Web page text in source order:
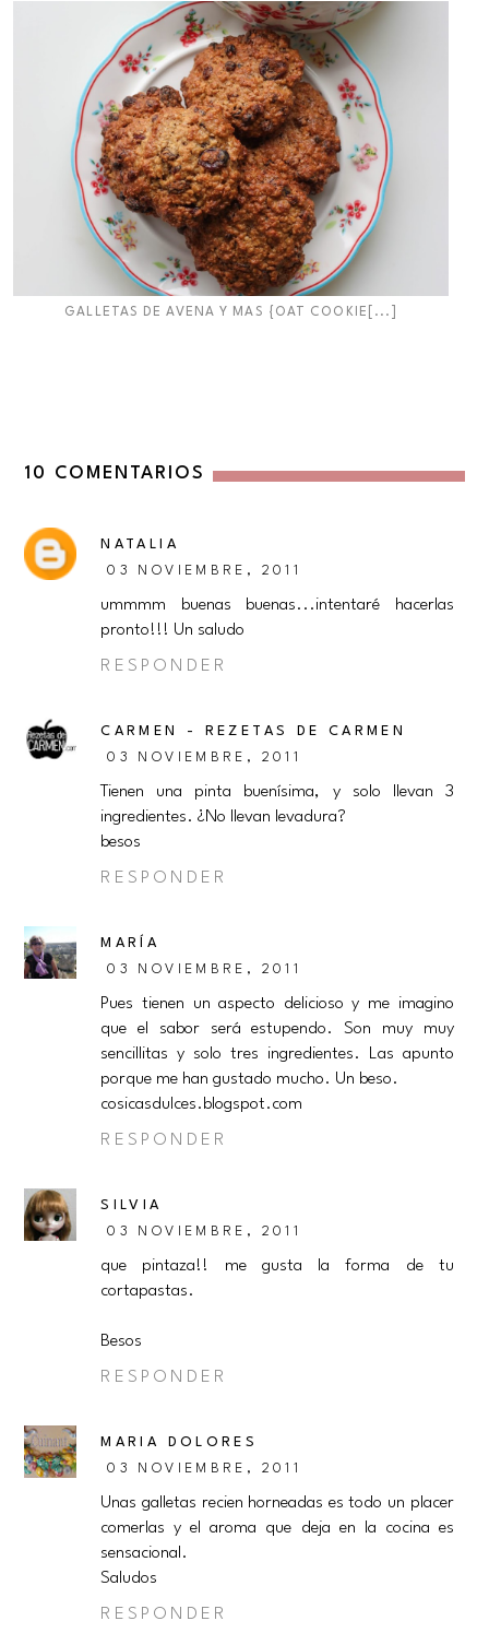
GALLETAS DE AVENA Y MAS {OAT COOKIE[...]
10 COMENTARIOS
NATALIA
03 NOVIEMBRE, 2011
ummmm buenas buenas...intentaré hacerlas
pronto!!! Un saludo
RESPONDER
CARMEN - REZETAS DE CARMEN
03 NOVIEMBRE, 2011
Tienen una pinta buenísima, y solo llevan 3
ingredientes. ¿No llevan levadura?
besos
RESPONDER
MARÍA
03 NOVIEMBRE, 2011
Pues tienen un aspecto delicioso y me imagino
que el sabor será estupendo. Son muy muy
sencillitas y solo tres ingredientes. Las apunto
porque me han gustado mucho. Un beso.
cosicasdulces.blogspot.com
RESPONDER
SILVIA
03 NOVIEMBRE, 2011
que pintaza!! me gusta la forma de tu
cortapastas.
Besos
RESPONDER
MARIA DOLORES
03 NOVIEMBRE, 2011
Unas galletas recien horneadas es todo un placer
comerlas y el aroma que deja en la cocina es
sensacional.
Saludos
RESPONDER